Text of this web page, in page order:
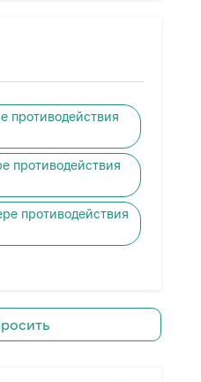
противодействия
противодействия
противодействия